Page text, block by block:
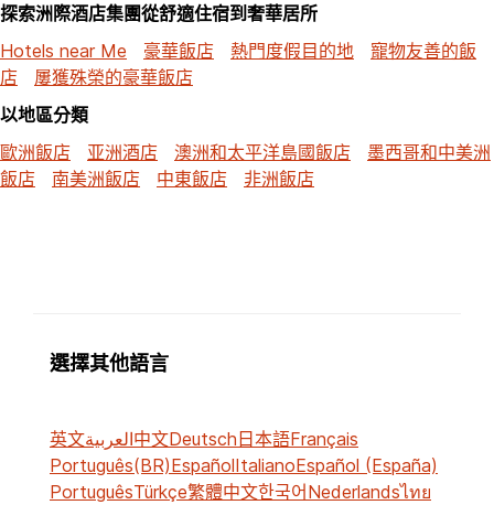
探索洲際酒店集團從舒適住宿到奢華居所
Hotels near Me
豪華飯店 熱門度假目的地
寵物友善的飯
店
屢獲殊榮的豪華飯店
以地區分類
歐洲飯店
亚洲酒店 澳洲和太平洋島國飯店
墨西哥和中美洲
飯店
南美洲飯店 中東飯店 非洲飯店
選擇其他語言
英文العربية中文Deutsch日本語Français
Português(BR)EspañolItalianoEspañol (España)
PortuguêsTürkçe繁體中文한국어Nederlandsไทย